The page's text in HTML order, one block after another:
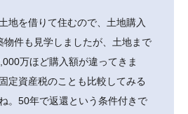
地を借りて住むので、土地購入
物件も見学しましたが、土地まで
万ほど購入額が違ってきま
定資産税のことも比較してみる
。50年で返還という条件付きで